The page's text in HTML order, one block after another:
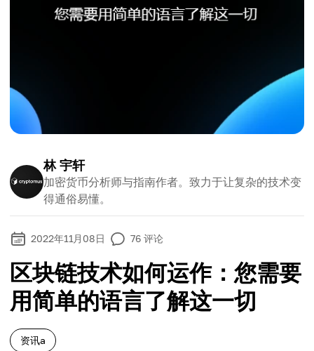
林 宇轩
加密货币分析师与指南作者。致力于让复杂的技术变
得通俗易懂。
2022年11月08日 76 评论
区块链技术如何运作：您需要
用简单的语言了解这一切
资讯a